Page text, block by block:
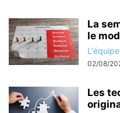
La
le
02/08/
Les